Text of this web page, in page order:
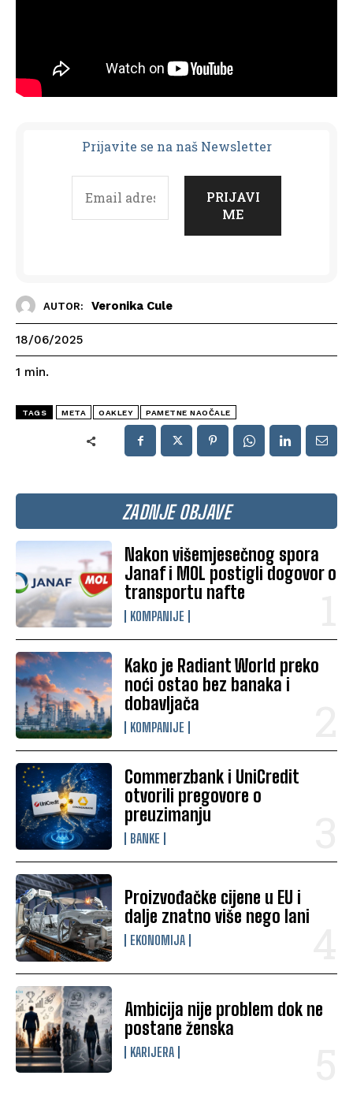
ZADNJE OBJAVE
Nakon višemjesečnog spora
Janaf i MOL postigli dogovor o
transportu nafte
KOMPANIJE
Kako je Radiant World preko
noći ostao bez banaka i
dobavljača
KOMPANIJE
Commerzbank i UniCredit
otvorili pregovore o
preuzimanju
BANKE
Proizvođačke cijene u EU i
dalje znatno više nego lani
EKONOMIJA
Ambicija nije problem dok ne
postane ženska
KARIJERA
Prijavite se na naš Newsletter
AUTOR: Veronika Cule
18/06/2025
1 min.
TAGS META OAKLEY PAMETNE NAOČALE